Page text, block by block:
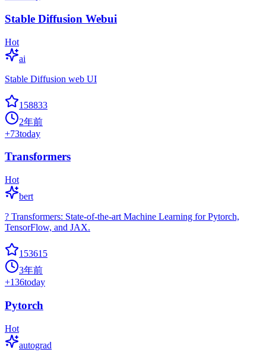
Stable Diffusion Webui
Hot
ai
Stable Diffusion web UI
158833
2年前
+73today
Transformers
Hot
bert
? Transformers: State-of-the-art Machine Learning for Pytorch,
TensorFlow, and JAX.
153615
3年前
+136today
Pytorch
Hot
autograd